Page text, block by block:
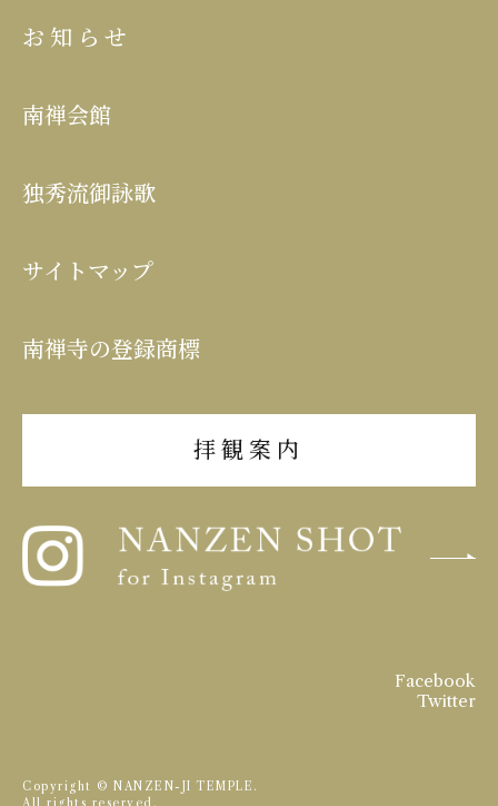
お知らせ
南禅会館
独秀流御詠歌
サイトマップ
南禅寺の登録商標
拝観案内
Facebook
Twitter
Copyright © NANZEN-JI TEMPLE.